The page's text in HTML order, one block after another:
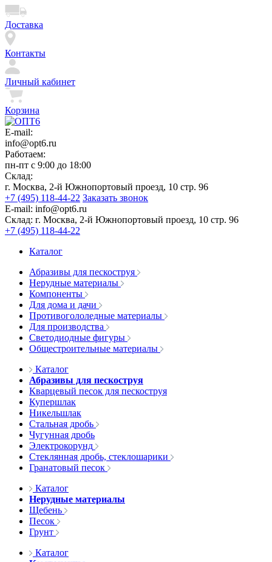
Доставка
Контакты
Личный кабинет
Корзина
E-mail:
info@opt6.ru
Работаем:
пн-пт с 9:00 до 18:00
Склад:
г. Москва, 2-й Южнопортовый проезд, 10 стр. 96
+7 (495) 118-44-22 Заказать звонок
E-mail: info@opt6.ru
Склад: г. Москва, 2-й Южнопортовый проезд, 10 стр. 96
+7 (495) 118-44-22
Каталог
Абразивы для пескоструя
Нерудные материалы
Компоненты
Для дома и дачи
Противогололедные материалы
Для производства
Светодиодные фигуры
Общестроительные материалы
Каталог
Абразивы для пескоструя
Кварцевый песок для пескоструя
Купершлак
Никельшлак
Стальная дробь
Чугунная дробь
Электрокорунд
Стеклянная дробь, стеклошарики
Гранатовый песок
Каталог
Нерудные материалы
Щебень
Песок
Грунт
Каталог